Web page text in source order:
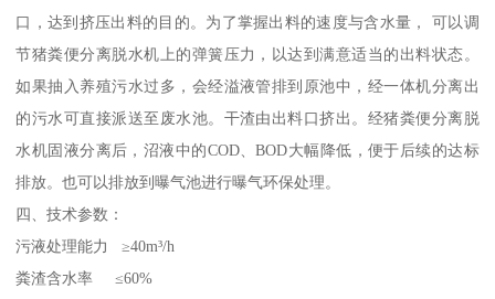
口，达到挤压出料的目的。为了掌握出料的速度与含水量， 可以调
节猪粪便分离脱水机上的弹簧压力，以达到满意适当的出料状态。
如果抽入养殖污水过多，会经溢液管排到原池中，经一体机分离出
的污水可直接派送至废水池。干渣由出料口挤出。经猪粪便分离脱
水机固液分离后，沼液中的COD、BOD大幅降低，便于后续的达标
排放。也可以排放到曝气池进行曝气环保处理。
四、技术参数：
污液处理能力 ≥40m³/h
粪渣含水率 ≤60%